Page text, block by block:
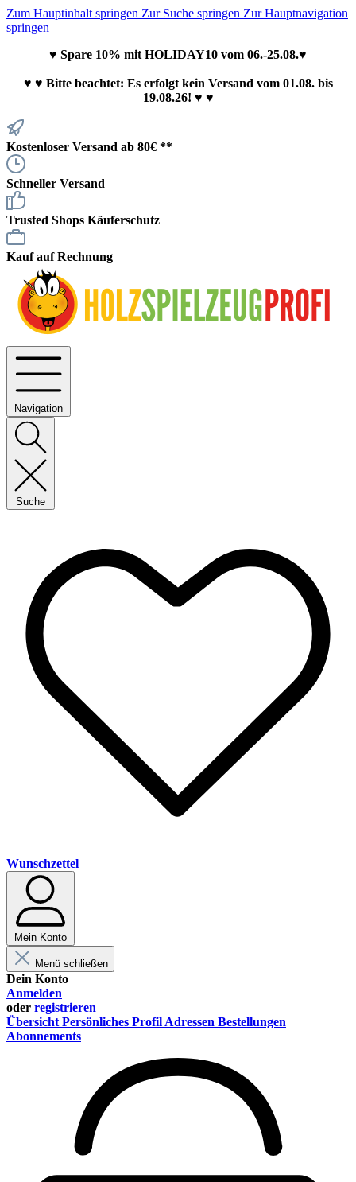
Zum Hauptinhalt springen Zur Suche springen Zur Hauptnavigation
springen
♥ Spare 10% mit HOLIDAY10 vom 06.-25.08.♥
♥ ♥ Bitte beachtet: Es erfolgt kein Versand vom 01.08. bis
19.08.26! ♥ ♥
Kostenloser Versand ab 80€ **
Schneller Versand
Trusted Shops Käuferschutz
Kauf auf Rechnung
Navigation
Suche
Wunschzettel
Mein Konto
Menü schließen
Dein Konto
Anmelden
oder registrieren
Übersicht Persönliches Profil Adressen Bestellungen
Abonnements